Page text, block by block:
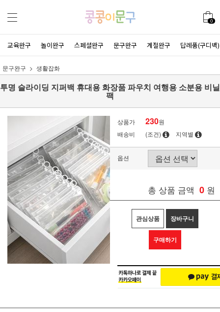
0
교육완구 놀이완구 스페셜완구 문구완구 계절완구 답례품(구디백)
문구완구 생활잡화
투명 슬라이딩 지퍼백 휴대용 화장품 파우치 여행용 소분용 비닐
팩
상품가 230원
배송비
(조건) 지역별
옵션
총 상품 금액 0 원
관심상품 장바구니
구매하기